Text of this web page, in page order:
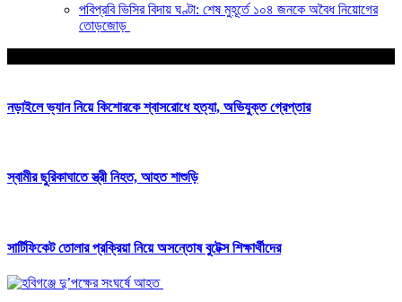
পবিপ্রবি ভিসির বিদায় ঘণ্টা: শেষ মুহূর্তে ১০৪ জনকে অবৈধ নিয়োগের
তোড়জোড়
নড়াইলে ভ্যান নিয়ে কিশোরকে শ্বাসরোধে হত্যা, অভিযুক্ত গ্রেপ্তার
স্বামীর ছুরিকাঘাতে স্ত্রী নিহত, আহত শাশুড়ি
সার্টিফিকেট তোলার প্রক্রিয়া নিয়ে অসন্তোষ বুটেক্স শিক্ষার্থীদের